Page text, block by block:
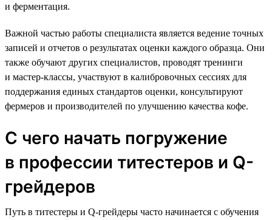
и ферментация.
Важной частью работы специалиста является ведение точных
записей и отчетов о результатах оценки каждого образца. Они
также обучают других специалистов, проводят тренинги
и мастер-классы, участвуют в калибровочных сессиях для
поддержания единых стандартов оценки, консультируют
фермеров и производителей по улучшению качества кофе.
С чего начать погружение
в профессии титестеров и Q-
грейдеров
Путь в титестеры и Q-грейдеры часто начинается с обучения